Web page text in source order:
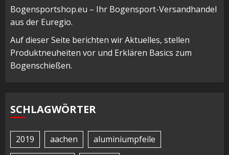
Bogensportshop.eu – Ihr Bogensport-Versandhandel
aus der Euregio.
Auf dieser Seite berichten wir Aktuelles, stellen
Produktneuheiten vor und Erklären Basics zum
Bogenschießen.
SCHLAGWÖRTER
2019 aachen
aluminiumpfeile